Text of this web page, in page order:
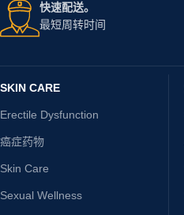
快速配送。
最短周转时间
SKIN CARE
Erectile Dysfunction
癌症药物
Skin Care
Sexual Wellness